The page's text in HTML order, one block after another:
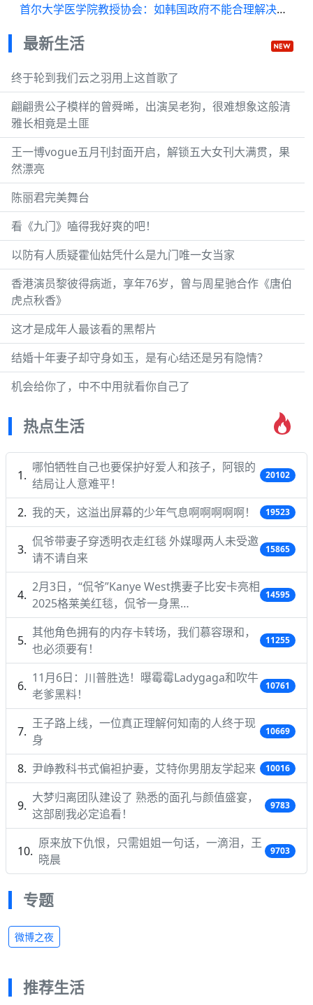
首尔大学医学院教授协会：如韩国政府不能合理解决辞职事件 教授将集体辞职
最新生活
终于轮到我们云之羽用上这首歌了
翩翩贵公子模样的曾舜晞，出演吴老狗，很难想象这般清
雅长相竟是土匪
王一博vogue五月刊封面开启，解锁五大女刊大满贯，果
然漂亮
陈丽君完美舞台
看《九门》嗑得我好爽的吧！
以防有人质疑霍仙姑凭什么是九门唯一女当家
香港演员黎彼得病逝，享年76岁，曾与周星驰合作《唐伯
虎点秋香》
这才是成年人最该看的黑帮片
结婚十年妻子却守身如玉，是有心结还是另有隐情？
机会给你了，中不中用就看你自己了
热点生活
哪怕牺牲自己也要保护好爱人和孩子，阿银的
结局让人意难平！
20102
我的天，这溢出屏幕的少年气息啊啊啊啊啊！ 19523
侃爷带妻子穿透明衣走红毯 外媒曝两人未受邀
请不请自来
15865
2月3日，“侃爷”Kanye West携妻子比安卡亮相
2025格莱美红毯，侃爷一身黑…
14595
其他角色拥有的内存卡转场，我们慕容璟和，
也必须要有！
11255
11月6日：川普胜选！曝霉霉Ladygaga和吹牛
老爹黑料！
10761
王子路上线，一位真正理解何知南的人终于现
身
10669
尹峥教科书式偏袒护妻，艾特你男朋友学起来 10016
大梦归离团队建设了 熟悉的面孔与颜值盛宴，
这部剧我必定追看！
9783
原来放下仇恨，只需姐姐一句话，一滴泪，王
晓晨
9703
专题
微博之夜
推荐生活